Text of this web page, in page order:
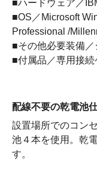
■ハードウェア／
■OS／Microsoft
Professional /
■その他必要装備／
■付属品／専用接続
配線不要の乾電池
設置場所でのコン
池４本を使用。乾
す。